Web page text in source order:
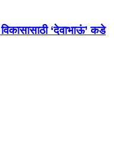
‘देवाभाऊं’ कडे